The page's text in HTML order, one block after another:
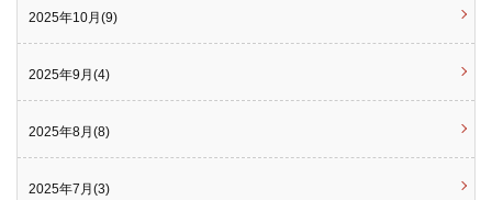
2025年10月(9)
2025年9月(4)
2025年8月(8)
2025年7月(3)